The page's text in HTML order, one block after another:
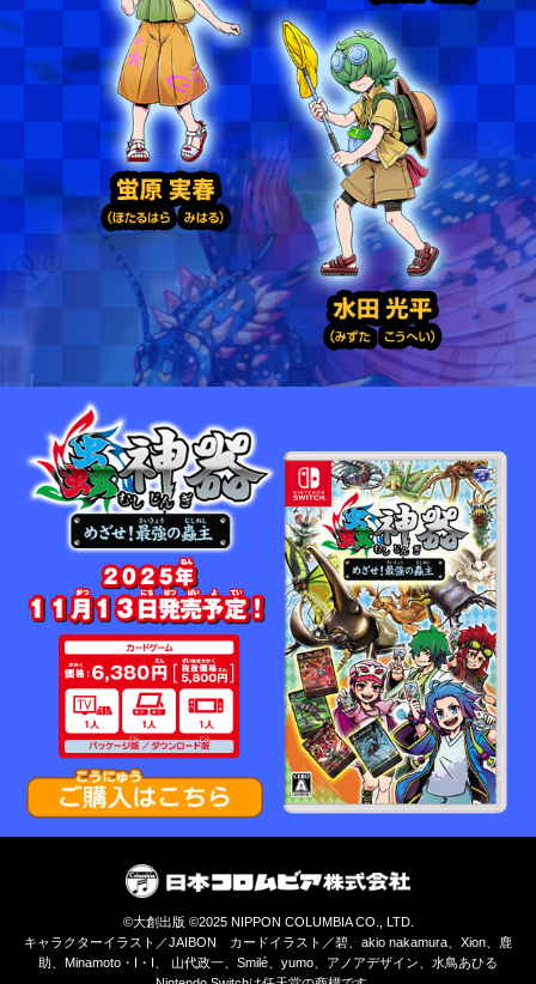
©大創出版 ©2025 NIPPON COLUMBIA CO., LTD.
キャラクターイラスト／JAIBON カードイラスト／碧、akio nakamura、Xion、鹿
助、Minamoto・I・I、 山代政一、Smilé、yumo、アノアデザイン、水鳥あひる